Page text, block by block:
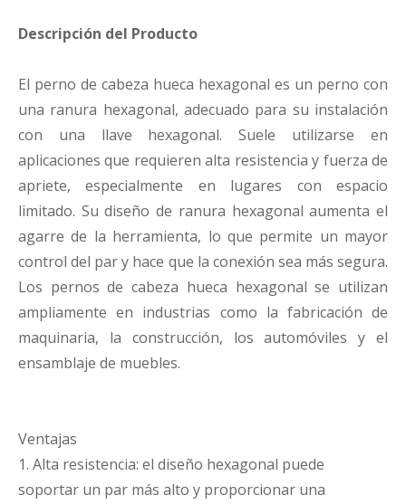
Descripción del Producto
El perno de cabeza hueca hexagonal es un perno con
una ranura hexagonal, adecuado para su instalación
con una llave hexagonal. Suele utilizarse en
aplicaciones que requieren alta resistencia y fuerza de
apriete, especialmente en lugares con espacio
limitado. Su diseño de ranura hexagonal aumenta el
agarre de la herramienta, lo que permite un mayor
control del par y hace que la conexión sea más segura.
Los pernos de cabeza hueca hexagonal se utilizan
ampliamente en industrias como la fabricación de
maquinaria, la construcción, los automóviles y el
ensamblaje de muebles.
Ventajas
1. Alta resistencia: el diseño hexagonal puede
soportar un par más alto y proporcionar una